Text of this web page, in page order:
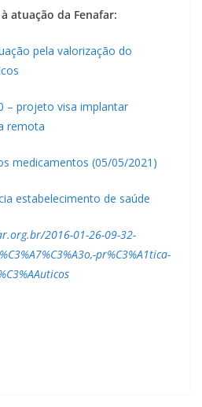
atuação da Fenafar:
pela valorização do
– projeto visa implantar
remota
medicamentos (05/05/2021)
estabelecimento de saúde
2016-01-26-09-32-
pr%C3%A1tica-